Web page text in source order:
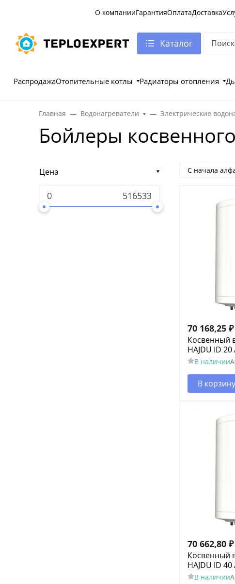
О компанииГарантияОплатаДоставка
Каталог
РаспродажаОтопительные котлы Радиаторы отопления
Главная Водонагреватели Электрические
Бойлеры
Цена С начала
70 168,25 ₽
Косвенный
HAJDU ID
В наличии
В корзину
70 662,80 ₽
Косвенный
HAJDU ID 40
В наличии